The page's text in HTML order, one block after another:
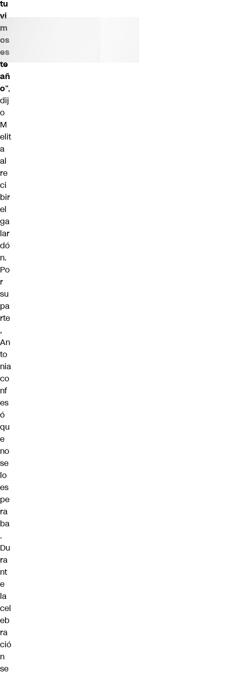
tu
vi
m
os
es
te
añ
o“,
dij
o
M
elit
a
al
re
ci
bir
el
ga
lar
dó
n.
Po
r
su
pa
rte
,
An
to
nia
co
nf
es
ó
qu
e
no
se
lo
es
pe
ra
ba
.
Du
ra
nt
e
la
cel
eb
ra
ció
n
se